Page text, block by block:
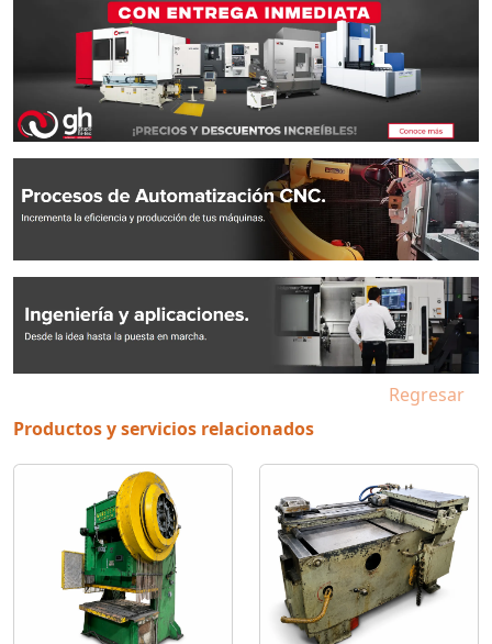
Regresar
Productos y servicios relacionados